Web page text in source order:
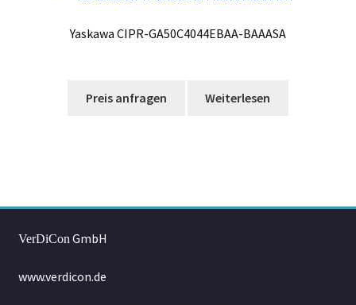
Yaskawa CIPR-GA50C4044EBAA-BAAASA
Preis anfragen Weiterlesen
VerDiConGmbH
www.verdicon.de